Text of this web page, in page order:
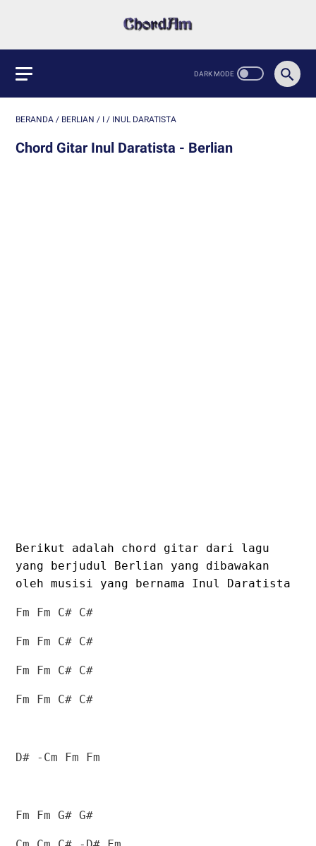
BERANDA / BERLIAN / I / INUL DARATISTA
Chord Gitar Inul Daratista - Berlian
Berikut adalah chord gitar dari lagu
yang berjudul Berlian yang dibawakan
oleh musisi yang bernama Inul Daratista
Fm Fm C# C#
Fm Fm C# C#
Fm Fm C# C#
Fm Fm C# C#
D# -Cm Fm Fm
Fm Fm G# G#